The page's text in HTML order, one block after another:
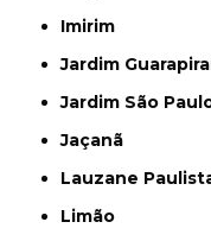
Imirim
Jardim
Jardim São
Jaçanã
Lauzane
Limão